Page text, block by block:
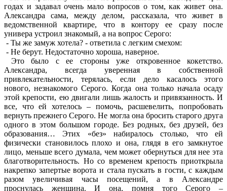
годах и задавал очень мало вопросов о том, как живет она.
Александра сама, между делом, рассказала, что живет в
ведомственной квартире, что в контору ее сразу после
универа устроил знакомый, а на вопрос Серого:
- Ты же замуж хотела? - ответила с легким смехом:
- Не берут. Недостаточно хороша, наверное.
Это было с ее стороны уже откровенное кокетство.
Александра, всегда уверенная в собственной
привлекательности, терялась, если дело касалось этого
нового, незнакомого Серого. Когда она только начала осаду
этой крепости, ею двигали лишь жалость и привязанность. И
все, что ей хотелось – помочь, расшевелить, попробовать
вернуть прежнего Серого. Не могла она бросить старого друга
одного в этом большом городе. Без родных, без друзей, без
образования… Этих «без» набиралось столько, что ей
физически становилось плохо и она, глядя в его замкнутое
лицо, меньше всего думала, чем может обернуться для нее эта
благотворительность. Но со временем крепость приоткрыла
накрепко запертые ворота и стала пускать в гости, с каждым
разом увеличивая часы посещений, а в Александре
проснулась женщина. И она, помня того Серого –